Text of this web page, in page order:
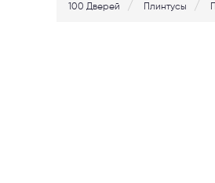
100 Дверей Плинтусы